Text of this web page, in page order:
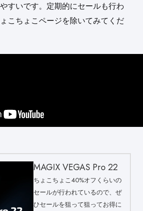
すいです。定期的にセールも行わ
こちょこページを除いてみてくだ
MAGIX VEGAS Pro 22
ちょこちょこ40%オフくらいの
セールが行われているので、ぜ
ひセールを狙って狙ってお得に